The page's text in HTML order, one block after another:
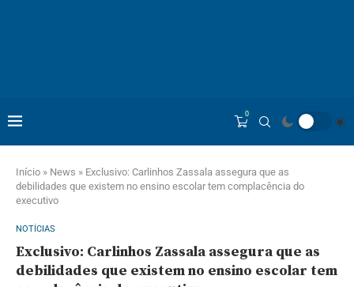
0
Início » News » Exclusivo: Carlinhos Zassala assegura que as
debilidades que existem no ensino escolar tem complacência do
executivo
NOTÍCIAS
Exclusivo: Carlinhos Zassala assegura que as
debilidades que existem no ensino escolar tem